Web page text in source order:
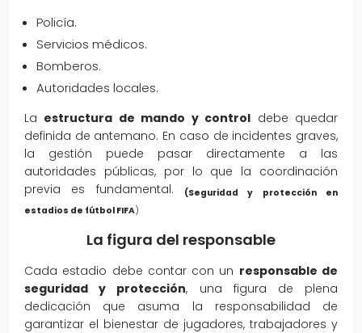
Policía.
Servicios médicos.
Bomberos.
Autoridades locales.
La estructura de mando y control debe quedar
definida de antemano. En caso de incidentes graves,
la gestión puede pasar directamente a las
autoridades públicas, por lo que la coordinación
previa es fundamental.
(Seguridad y protección en
estadios de fútbol FIFA)
La figura del responsable
Cada estadio debe contar con un responsable de
seguridad y protección, una figura de plena
dedicación que asuma la responsabilidad de
garantizar el bienestar de jugadores, trabajadores y